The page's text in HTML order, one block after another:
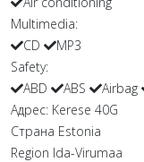
Multimedia:
CD
MP3
Safety:
ABD
ABS Airbag
Адрес: Kerese 40G
Страна Estonia
Region Ida-Virumaa